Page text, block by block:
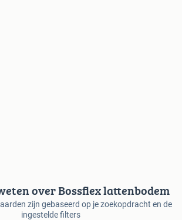
over Bossflex lattenbodem
zijn gebaseerd op je zoekopdracht en de
ingestelde filters